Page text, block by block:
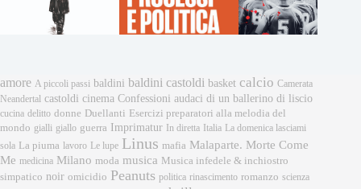
amore A piccoli passi baldini baldini castoldi basket calcio Camerata
Neandertal castoldi cinema Confessioni audaci di un ballerino di liscio
cucina delitto donne Duellanti Esercizi preparatori alla melodia del
mondo gialli giallo guerra Imprimatur In diretta Italia La domenica lasciami
sola La piuma lavoro Le lupe Linus mafia Malaparte. Morte Come
Me medicina Milano moda musica Musica infedele & inchiostro
simpatico noir omicidio Peanuts politica rinascimento romanzo scienza